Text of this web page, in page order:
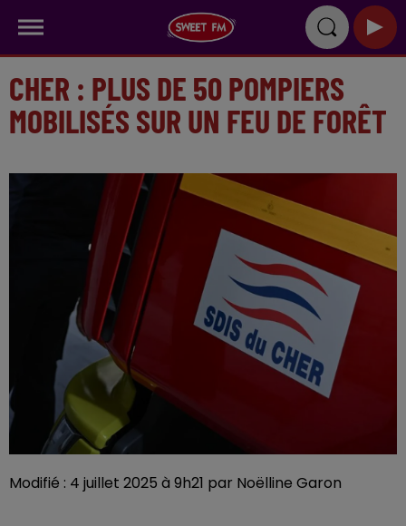
CHER : PLUS DE 50 POMPIERS
MOBILISÉS SUR UN FEU DE FORÊT
Modifié : 4 juillet 2025 à 9h21 par Noëlline Garon